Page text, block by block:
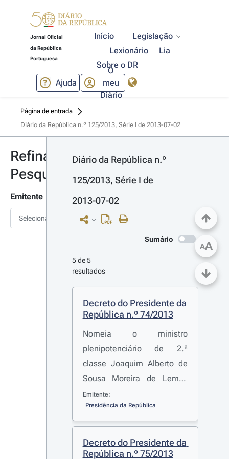
Jornal Oficial
da República
Portuguesa
Início
Legislação
Lexionário
Lia
Sobre o DR
Ajuda
O
meu
Diário
Página de entrada
Diário da República n.º 125/2013, Série I de 2013-07-02
Refinar
Pesquisa
Emitente
Selecionar
Diário da República n.º
125/2013, Série I de
2013-07-02
Sumário
5 de 5
resultados
Decreto do Presidente da
República n.º 74/2013
Nomeia o ministro
plenipotenciário de 2.ª
classe Joaquim Alberto de
Sousa Moreira de Lemos
como Embaixador de
Portugal não residente em
Brunei Darussalam
Emitente:
Presidência da República
Decreto do Presidente da
República n.º 75/2013
AA